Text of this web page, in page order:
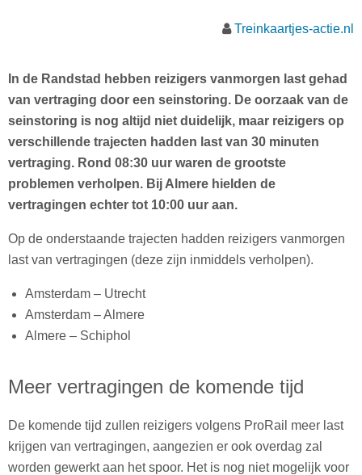
Treinkaartjes-actie.nl
In de Randstad hebben reizigers vanmorgen last gehad
van vertraging door een seinstoring. De oorzaak van de
seinstoring is nog altijd niet duidelijk, maar reizigers op
verschillende trajecten hadden last van 30 minuten
vertraging. Rond 08:30 uur waren de grootste
problemen verholpen. Bij Almere hielden de
vertragingen echter tot 10:00 uur aan.
Op de onderstaande trajecten hadden reizigers vanmorgen
last van vertragingen (deze zijn inmiddels verholpen).
Amsterdam – Utrecht
Amsterdam – Almere
Almere – Schiphol
Meer vertragingen de komende tijd
De komende tijd zullen reizigers volgens ProRail meer last
krijgen van vertragingen, aangezien er ook overdag zal
worden gewerkt aan het spoor. Het is nog niet mogelijk voor